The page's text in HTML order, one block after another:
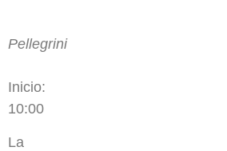
Pellegrini
Inicio:
10:00
La